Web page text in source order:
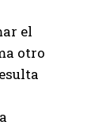
el
otro